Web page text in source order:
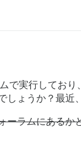
ムで実行して
ょうか？最
ラムにある